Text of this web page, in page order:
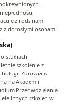
-
z rodzinami
z dorosłymi osobami
studiach
szkolenie z
Zdrowia w
na Akademii
Przeciwdziałania
innych szkoleń w